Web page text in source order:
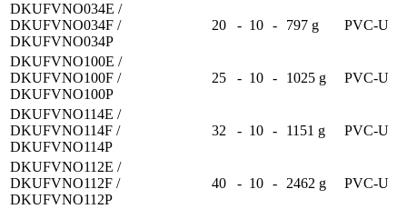
DKUFVNO034E /
DKUFVNO034F /
DKUFVNO034P
20 - 10 - 797 g PVC-U
DKUFVNO100E /
DKUFVNO100F /
DKUFVNO100P
25 - 10 - 1025 g PVC-U
DKUFVNO114E /
DKUFVNO114F /
DKUFVNO114P
32 - 10 - 1151 g PVC-U
DKUFVNO112E /
DKUFVNO112F /
DKUFVNO112P
40 - 10 - 2462 g PVC-U